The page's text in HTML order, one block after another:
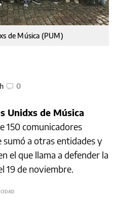
de Música (PUM)
0
Unidxs de Música
150 comunicadores
sumó a otras entidades y
el que llama a defender la
19 de noviembre.